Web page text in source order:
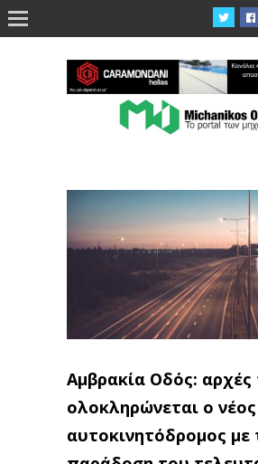
Αμβρακία Οδός: αρχές
ολοκληρώνεται ο νέος
αυτοκινητόδρομος με